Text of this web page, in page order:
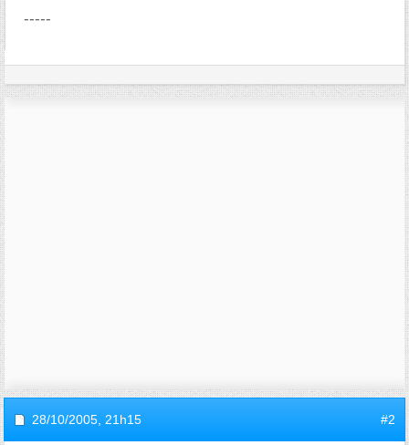
-----
28/10/2005, 21h15 #2